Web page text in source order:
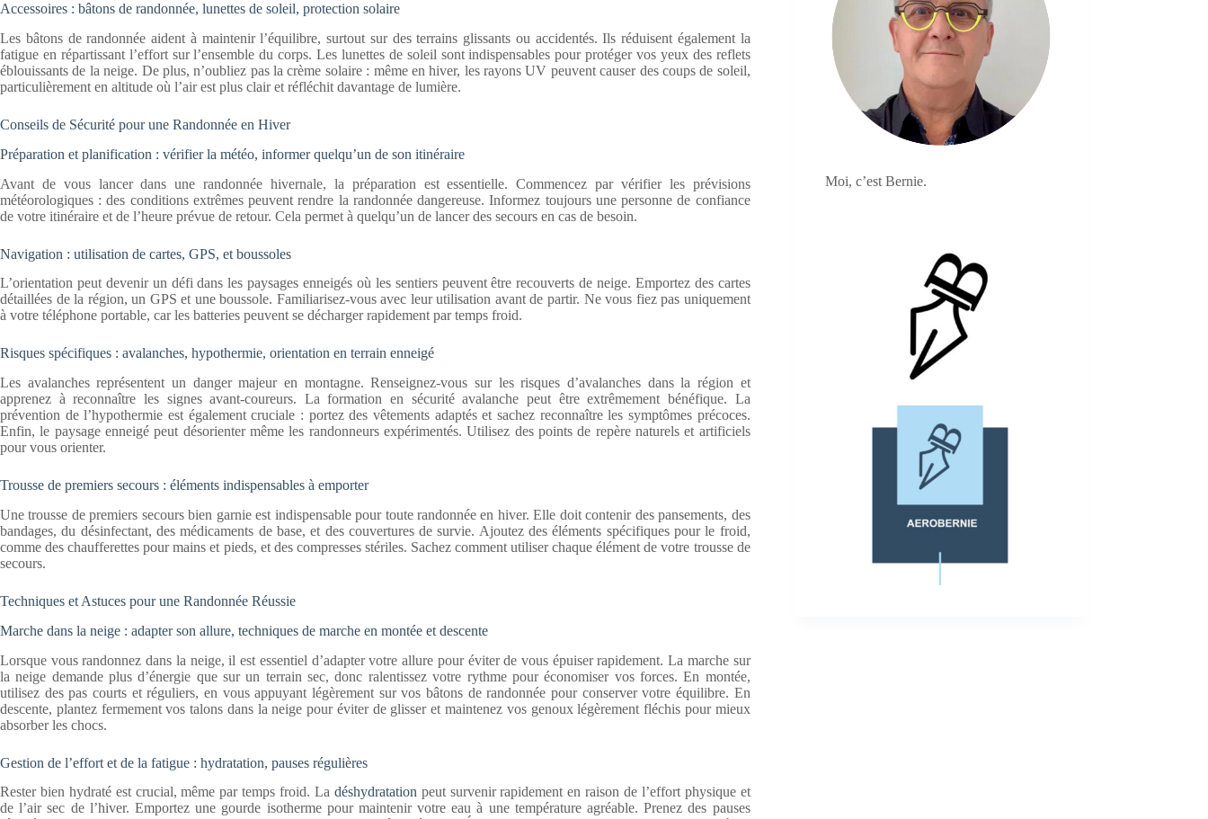
Accessoires : bâtons de randonnée, lunettes de soleil, protection solaire
Les bâtons de randonnée aident à maintenir l’équilibre, surtout sur des terrains glissants ou accidentés. Ils réduisent également la
fatigue en répartissant l’effort sur l’ensemble du corps. Les lunettes de soleil sont indispensables pour protéger vos yeux des reflets
éblouissants de la neige. De plus, n’oubliez pas la crème solaire : même en hiver, les rayons UV peuvent causer des coups de soleil,
particulièrement en altitude où l’air est plus clair et réfléchit davantage de lumière.
Conseils de Sécurité pour une Randonnée en Hiver
Préparation et planification : vérifier la météo, informer quelqu’un de son itinéraire
Avant de vous lancer dans une randonnée hivernale, la préparation est essentielle. Commencez par vérifier les prévisions
météorologiques : des conditions extrêmes peuvent rendre la randonnée dangereuse. Informez toujours une personne de confiance
de votre itinéraire et de l’heure prévue de retour. Cela permet à quelqu’un de lancer des secours en cas de besoin.
Navigation : utilisation de cartes, GPS, et boussoles
L’orientation peut devenir un défi dans les paysages enneigés où les sentiers peuvent être recouverts de neige. Emportez des cartes
détaillées de la région, un GPS et une boussole. Familiarisez-vous avec leur utilisation avant de partir. Ne vous fiez pas uniquement
à votre téléphone portable, car les batteries peuvent se décharger rapidement par temps froid.
Risques spécifiques : avalanches, hypothermie, orientation en terrain enneigé
Les avalanches représentent un danger majeur en montagne. Renseignez-vous sur les risques d’avalanches dans la région et
apprenez à reconnaître les signes avant-coureurs. La formation en sécurité avalanche peut être extrêmement bénéfique. La
prévention de l’hypothermie est également cruciale : portez des vêtements adaptés et sachez reconnaître les symptômes précoces.
Enfin, le paysage enneigé peut désorienter même les randonneurs expérimentés. Utilisez des points de repère naturels et artificiels
pour vous orienter.
Trousse de premiers secours : éléments indispensables à emporter
Une trousse de premiers secours bien garnie est indispensable pour toute randonnée en hiver. Elle doit contenir des pansements, des
bandages, du désinfectant, des médicaments de base, et des couvertures de survie. Ajoutez des éléments spécifiques pour le froid,
comme des chaufferettes pour mains et pieds, et des compresses stériles. Sachez comment utiliser chaque élément de votre trousse de
secours.
Techniques et Astuces pour une Randonnée Réussie
Marche dans la neige : adapter son allure, techniques de marche en montée et descente
Lorsque vous randonnez dans la neige, il est essentiel d’adapter votre allure pour éviter de vous épuiser rapidement. La marche sur
la neige demande plus d’énergie que sur un terrain sec, donc ralentissez votre rythme pour économiser vos forces. En montée,
utilisez des pas courts et réguliers, en vous appuyant légèrement sur vos bâtons de randonnée pour conserver votre équilibre. En
descente, plantez fermement vos talons dans la neige pour éviter de glisser et maintenez vos genoux légèrement fléchis pour mieux
absorber les chocs.
Gestion de l’effort et de la fatigue : hydratation, pauses régulières
Rester bien hydraté est crucial, même par temps froid. La déshydratation peut survenir rapidement en raison de l’effort physique et
de l’air sec de l’hiver. Emportez une gourde isotherme pour maintenir votre eau à une température agréable. Prenez des pauses
Moi, c’est Bernie.